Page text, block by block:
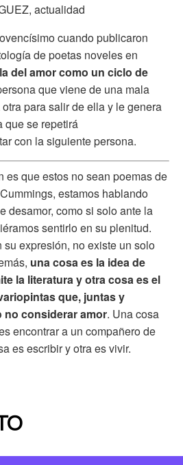
actualidad
cuando publicaron
de poetas noveles en
del amor como un ciclo de
que viene de una mala
para salir de ella y le genera
que se repetirá
con la siguiente persona.
es que estos no sean poemas de
estamos hablando
desamor, como si solo ante la
sentirlo en su plenitud.
expresión, no existe un solo
una cosa es la idea de
la literatura y otra cosa es el
que, juntas y
no considerar amor. Una cosa
encontrar a un compañero de
es escribir y otra es vivir.